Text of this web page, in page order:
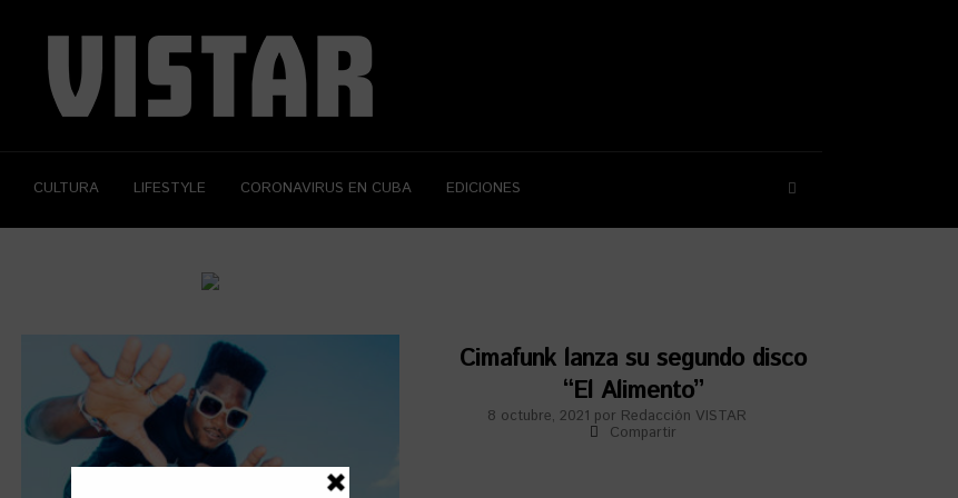
CULTURA LIFESTYLE CORONAVIRUS EN CUBA EDICIONES
Cimafunk lanza su segundo disco
“El Alimento”
8 octubre, 2021 por Redacción VISTAR
Compartir